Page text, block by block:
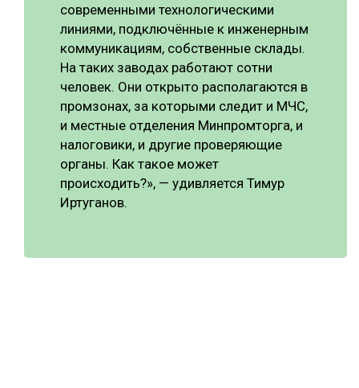
современными технологическими
линиями, подключённые к инженерным
коммуникациям, собственные склады.
На таких заводах работают сотни
человек. Они открыто располагаются в
промзонах, за которыми следит и МЧС,
и местные отделения Минпромторга, и
налоговики, и другие проверяющие
органы. Как такое может
происходить?», — удивляется Тимур
Иртуганов.